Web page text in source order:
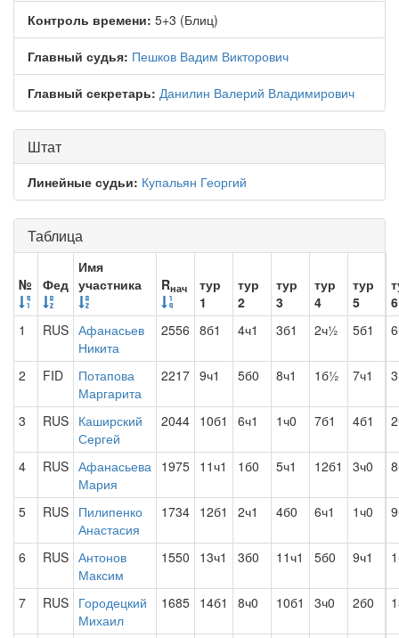
Контроль времени: 5+3 (Блиц)
Главный судья: Пешков Вадим Викторович
Главный секретарь: Данилин Валерий Владимирович
Штат
Линейные судьи: Купальян Георгий
Таблица
№ Фед
Имя
участника
Rнач
тур
1
тур
2
тур
3
тур
4
тур
5
6
1
RUS Афанасьев
Никита
2556 8б1 4ч1 3б1 2ч½ 5б1
2 FID
Потапова
Маргарита
2217 9ч1 5б0 8ч1 1б½ 7ч1
3 RUS Каширский
Сергей
2044 10б1 6ч1 1ч0 7б1 4б1
4 RUS Афанасьева
Мария
1975 11ч1 1б0 5ч1 12б1 3ч0
5 RUS Пилипенко
Анастасия
1734 12б1 2ч1 4б0 6ч1 1ч0
6 RUS Антонов
Максим
1550 13ч1 3б0 11ч1 5б0 9ч1
7 RUS Городецкий
Михаил
1685 14б1 8ч0 10б1 3ч0 2б0